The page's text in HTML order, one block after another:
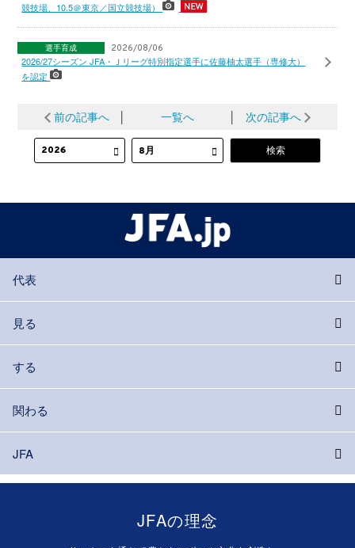
競技場、10.5＠東京／国立競技場）
選手育成 2026/08/06
2026/27シーズン JFA・Ｊリーグ特別指定選手に佐藤柚太選手（専修大）
を認定
前の記事へ 一覧へ 次の記事へ
代表
見る
する
関わる
JFA
JFAの理念